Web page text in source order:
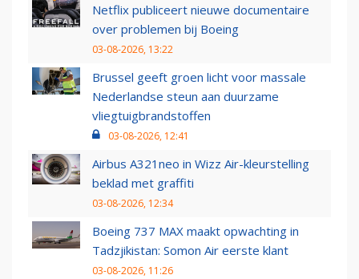
Netflix publiceert nieuwe documentaire
over problemen bij Boeing
03-08-2026, 13:22
Brussel geeft groen licht voor massale
Nederlandse steun aan duurzame
vliegtuigbrandstoffen
03-08-2026, 12:41
Airbus A321neo in Wizz Air-kleurstelling
beklad met graffiti
03-08-2026, 12:34
Boeing 737 MAX maakt opwachting in
Tadzjikistan: Somon Air eerste klant
03-08-2026, 11:26